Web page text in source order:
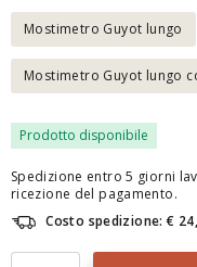
Mostimetro Guyot lungo
Mostimetro Guyot lungo
Prodotto disponibile
Spedizione entro 5 giorni
ricezione del pagamento.
Costo spedizione: €